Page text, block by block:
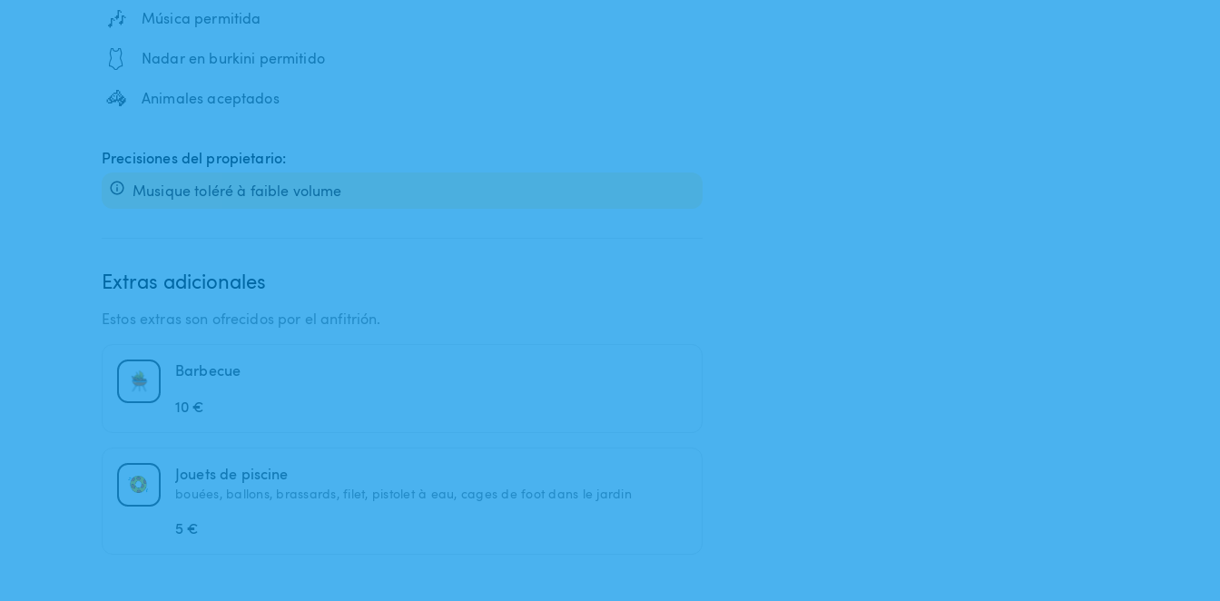
🎶 Música permitida
🩱 Nadar en burkini permitido
🦓 Animales aceptados
Precisiones del propietario:
Musique toléré à faible volume
Extras adicionales
Estos extras son ofrecidos por el anfitrión.
Barbecue
10 €
Jouets de piscine
bouées, ballons, brassards, filet, pistolet à eau, cages de foot dans le jardin
5 €